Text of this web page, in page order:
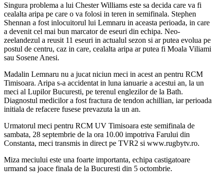
Singura problema a lui Chester Williams este sa decida care va fi
cealalta aripa pe care o va folosi in teren in semifinala. Stephen
Shennan a fost inlocuitorul lui Lemnaru in aceasta perioada, in care
a devenit cel mai bun marcator de eseuri din echipa. Neo-
zeelandezul a reusit 11 eseuri in actualul sezon si ar putea evolua pe
postul de centru, caz in care, cealalta aripa ar putea fi Moala Viliami
sau Sosene Anesi.
Madalin Lemnaru nu a jucat niciun meci in acest an pentru RCM
Timisoara. Aripa s-a accidentat in luna ianuarie a acestui an, la un
meci al Lupilor Bucuresti, pe terenul englezilor de la Bath.
Diagnostul medicilor a fost fractura de tendon achillian, iar perioada
initiala de refacere fusese prevazuta la un an.
Urmatorul meci pentru RCM UV Timisoara este semifinala de
sambata, 28 septembrie de la ora 10.00 impotriva Farului din
Constanta, meci transmis in direct pe TVR2 si www.rugbytv.ro.
Miza meciului este una foarte importanta, echipa castigatoare
urmand sa joace finala de la Bucuresti din 5 octombrie.